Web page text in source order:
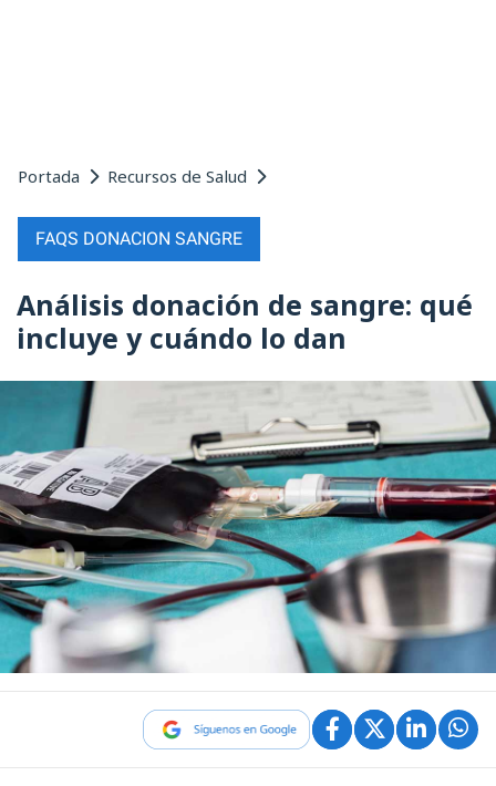
Portada Recursos de Salud
FAQS DONACION SANGRE
Análisis donación de sangre: qué
incluye y cuándo lo dan